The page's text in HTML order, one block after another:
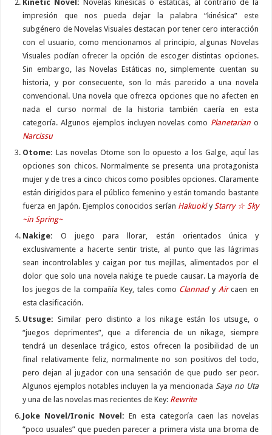
Kinetic Novel: Novelas kinésicas o estáticas, al contrario de la
impresión que nos pueda dejar la palabra “kinésica” este
subgénero de Novelas Visuales destacan por tener cero interacción
con el usuario, como mencionamos al principio, algunas Novelas
Visuales podían ofrecer la opción de escoger distintas opciones.
Sin embargo, las Novelas Estáticas no, simplemente cuentan su
historia, y por consecuente, son lo más parecido a una novela
convencional. Una novela que ofrezca opciones que no afecten en
nada el curso normal de la historia también caería en esta
categoría. Algunos ejemplos incluyen novelas como Planetariano
Narcissu
Otome: Las novelas Otome son lo opuesto a los Galge, aquí las
opciones son chicos. Normalmente se presenta una protagonista
mujer y de tres a cinco chicos como posibles opciones. Claramente
están dirigidos para el público femenino y están tomando bastante
fuerza en Japón. Ejemplos conocidos serían HakuokiyStarry ☆ Sky
~in Spring~
Nakige: O juego para llorar, están orientados única y
exclusivamente a hacerte sentir triste, al punto que las lágrimas
sean incontrolables y caigan por tus mejillas, alimentados por el
dolor que solo una novela nakige te puede causar. La mayoría de
los juegos de la compañía Key, tales como Clannady Aircaen en
esta clasificación.
Utsuge: Similar pero distinto a los nikage están los utsuge, o
“juegos deprimentes”, que a diferencia de un nikage, siempre
tendrá un desenlace trágico, estos ofrecen la posibilidad de un
final relativamente feliz, normalmente no son positivos del todo,
pero dejan al jugador con una sensación de que pudo ser peor.
Algunos ejemplos notables incluyen la ya mencionada Saya no Uta
y una de las novelas mas recientes de Key: Rewrite
Joke Novel/Ironic Novel: En esta categoría caen las novelas
“poco usuales” que pueden parecer a primera vista una broma de